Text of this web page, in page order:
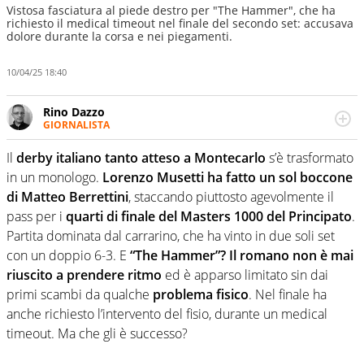
Vistosa fasciatura al piede destro per "The Hammer", che ha
richiesto il medical timeout nel finale del secondo set: accusava
dolore durante la corsa e nei piegamenti.
10/04/25 18:40
Rino Dazzo
GIORNALISTA
Se mai ci fosse modo di traslare il glossario del calcio in
una nicchia di esperti, lui ne farebbe parte. Non si perde
una svista arbitrale né gli umori social del mondo delle
curve
Il derby italiano tanto atteso a Montecarlo s’è trasformato
in un monologo. Lorenzo Musetti ha fatto un sol boccone
di Matteo Berrettini, staccando piuttosto agevolmente il
pass per i quarti di finale del Masters 1000 del Principato.
Partita dominata dal carrarino, che ha vinto in due soli set
con un doppio 6-3. E “The Hammer”? Il romano non è mai
riuscito a prendere ritmo ed è apparso limitato sin dai
primi scambi da qualche problema fisico. Nel finale ha
anche richiesto l’intervento del fisio, durante un medical
timeout. Ma che gli è successo?